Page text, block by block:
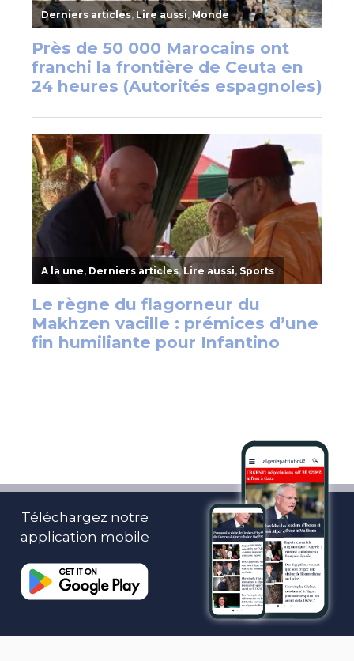
Téléchargez notre
application mobile